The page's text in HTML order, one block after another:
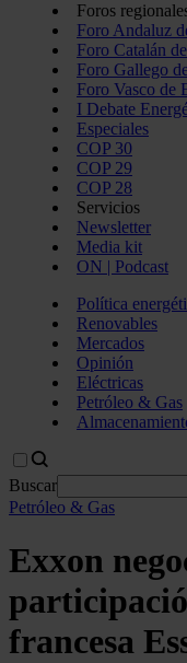
Foros
Foro Andaluz
Foro Catalán
Foro Gallego
Foro Vasco de
I Debate
Especiales
COP 30
COP 29
COP 28
Servicios
Newsletter
Media kit
ON | Podcast
Política
Renovables
Mercados
Opinión
Eléctricas
Petróleo & Gas
Buscar
Petróleo & Gas
Exxon
francesa